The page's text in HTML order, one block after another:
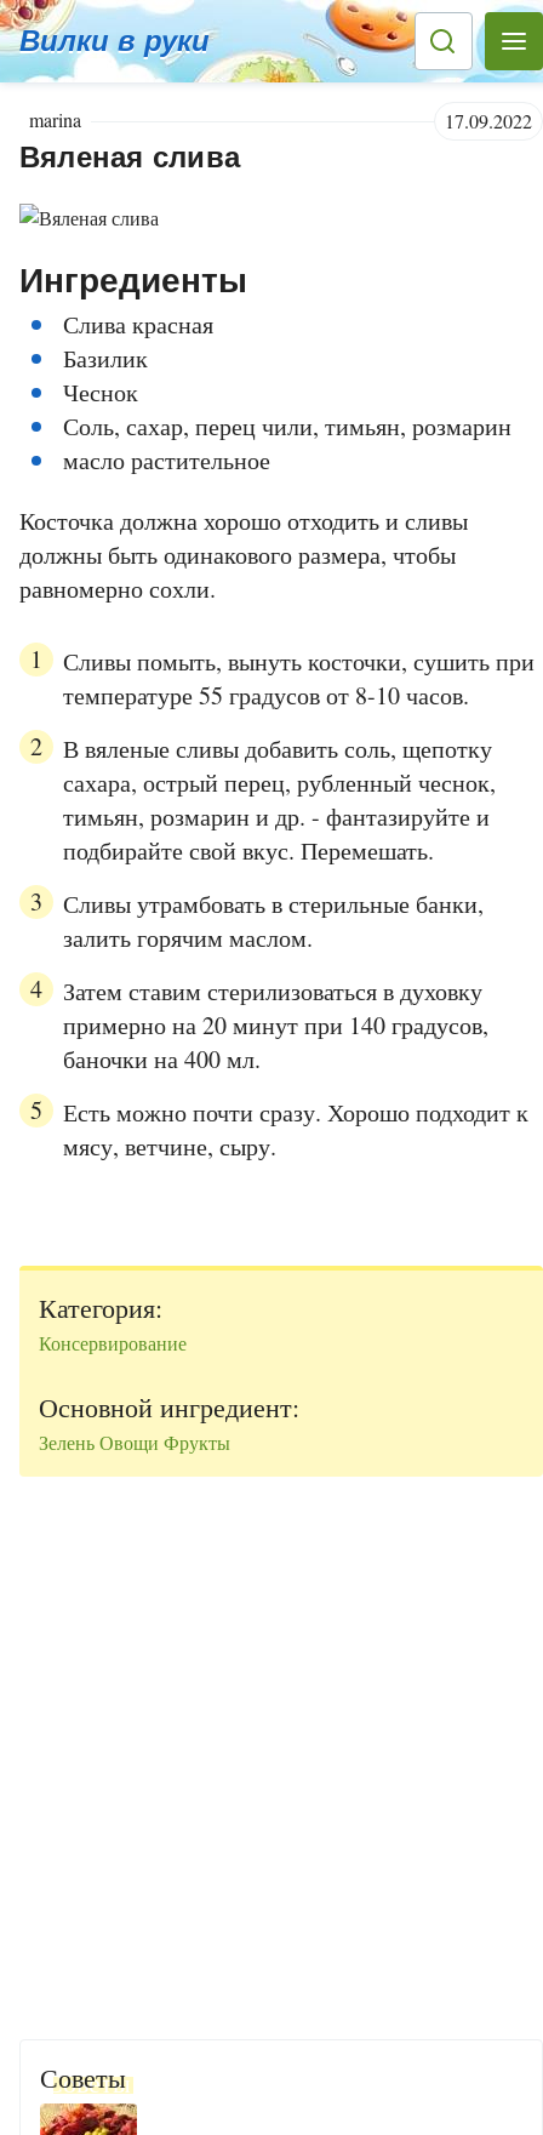
Вилки в руки
marina 17.09.2022
Вяленая слива
Ингредиенты
Слива красная
Базилик
Чеснок
Соль, сахар, перец чили, тимьян, розмарин
масло растительное
Косточка должна хорошо отходить и сливы
должны быть одинакового размера, чтобы
равномерно сохли.
Сливы помыть, вынуть косточки, сушить при
температуре 55 градусов от 8-10 часов.
В вяленые сливы добавить соль, щепотку
сахара, острый перец, рубленный чеснок,
тимьян, розмарин и др. - фантазируйте и
подбирайте свой вкус. Перемешать.
Сливы утрамбовать в стерильные банки,
залить горячим маслом.
Затем ставим стерилизоваться в духовку
примерно на 20 минут при 140 градусов,
баночки на 400 мл.
Есть можно почти сразу. Хорошо подходит к
мясу, ветчине, сыру.
Категория:
Консервирование
Основной ингредиент:
ЗеленьОвощи Фрукты
Советы